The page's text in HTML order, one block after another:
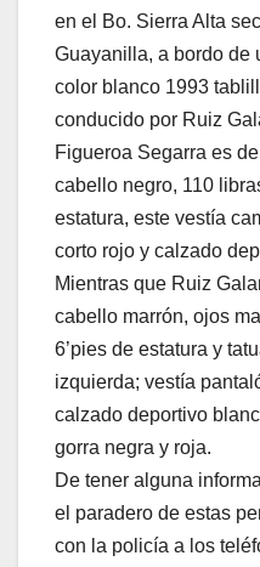
en el Bo. Sierra Alta
Guayanilla, a bordo de
color blanco 1993
conducido por Ruiz
Figueroa Segarra es
cabello negro, 110
estatura, este vestía
corto rojo y calzado
Mientras que Ruiz
cabello marrón, ojos
6’pies de estatura y
izquierda; vestía
calzado deportivo
gorra negra y roja.
De tener alguna
el paradero de estas
con la policía a los